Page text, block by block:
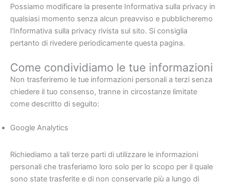
Possiamo modificare la presente Informativa sulla privacy in
qualsiasi momento senza alcun preavviso e pubblicheremo
l’Informativa sulla privacy rivista sul sito. Si consiglia
pertanto di rivedere periodicamente questa pagina.
Come condividiamo le tue informazioni
Non trasferiremo le tue informazioni personali a terzi senza
chiedere il tuo consenso, tranne in circostanze limitate
come descritto di seguito:
Google Analytics
Richiediamo a tali terze parti di utilizzare le informazioni
personali che trasferiamo loro solo per lo scopo per il quale
sono state trasferite e di non conservarle più a lungo di